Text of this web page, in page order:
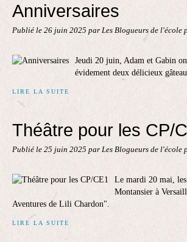
Anniversaires
Publié le 26 juin 2025 par Les Blogueurs de l'école
Jeudi 20 juin, Adam et Gabin
évidement deux délicieux
LIRE LA SUITE
Théâtre pour les CP/
Publié le 25 juin 2025 par Les Blogueurs de l'école
Le mardi 20 mai, les
Montansier à
Aventures de Lili Chardon".
LIRE LA SUITE